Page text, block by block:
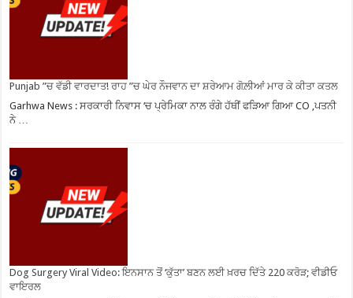
Punjab ”ਚ ਵੱਡੀ ਵਾਰਦਾਤ! ਰਾਹ ”ਚ ਘੇਰ ਨੌਜਵਾਨ ਦਾ ਸ਼ਰੇਆਮ ਗੋਲ਼ੀਆਂ ਮਾਰ ਕੇ ਕੀਤਾ ਕਤਲ
Garhwa News : ਸਰਕਾਰੀ ਨਿਵਾਸ ‘ਚ ਪ੍ਰੇਮਿਕਾ ਨਾਲ ਰੰਗੇ ਹੱਥੀਂ ਫੜਿਆ ਗਿਆ CO ,ਪਤਨੀ
ਨੇ …
Dog Surgery Viral Video: ਇਨਸਾਨ ਤੋਂ ‘ਕੁੱਤਾ’ ਬਣਨ ਲਈ ਖ਼ਰਚ ਦਿੱਤੇ 220 ਕਰੋੜ; ਵੀਡੀਓ
ਵਾਇਰਲ